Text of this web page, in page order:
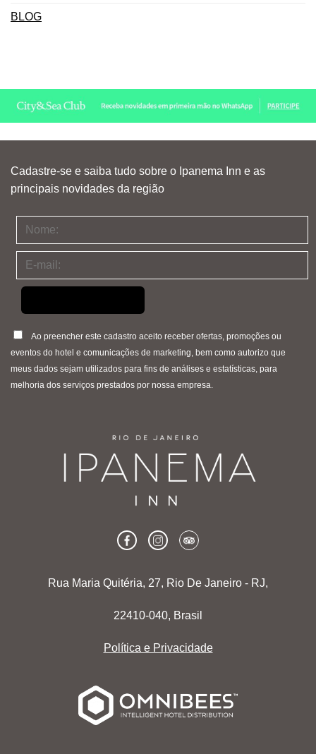
BLOG
Cadastre-se e saiba tudo sobre o Ipanema Inn e as
principais novidades da região
Ao preencher este cadastro aceito receber ofertas, promoções ou
eventos do hotel e comunicações de marketing, bem como autorizo que
meus dados sejam utilizados para fins de análises e estatísticas, para
melhoria dos serviços prestados por nossa empresa.
Rua Maria Quitéria, 27, Rio De Janeiro - RJ,
22410-040, Brasil
Política e Privacidade